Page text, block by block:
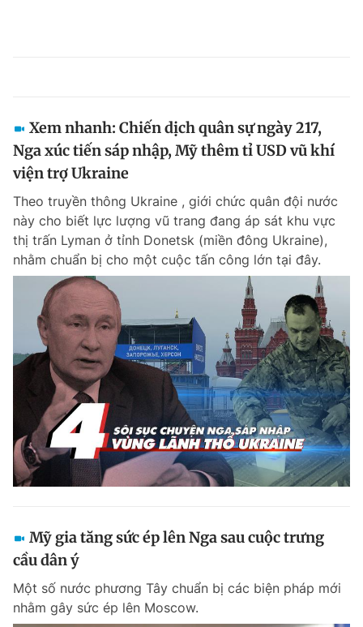
Xem nhanh: Chiến dịch quân sự ngày 217,
Nga xúc tiến sáp nhập, Mỹ thêm tỉ USD vũ khí
viện trợ Ukraine
Theo truyền thông Ukraine , giới chức quân đội nước
này cho biết lực lượng vũ trang đang áp sát khu vực
thị trấn Lyman ở tỉnh Donetsk (miền đông Ukraine),
nhằm chuẩn bị cho một cuộc tấn công lớn tại đây.
Mỹ gia tăng sức ép lên Nga sau cuộc trưng
cầu dân ý
Một số nước phương Tây chuẩn bị các biện pháp mới
nhằm gây sức ép lên Moscow.